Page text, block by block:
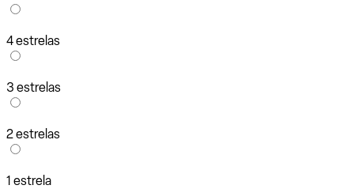
4 estrelas
3 estrelas
2 estrelas
1 estrela